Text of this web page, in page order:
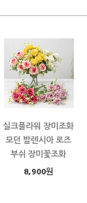
실크플라워 장미조화
모던 발렌시아 로즈
부쉬 장미꽃조화
8,900원